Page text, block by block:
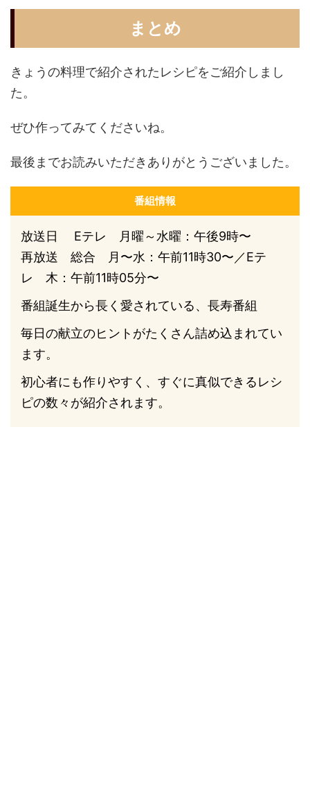
まとめ
きょうの料理で紹介されたレシピをご紹介しまし
た。
ぜひ作ってみてくださいね。
最後までお読みいただきありがとうございました。
番組情報
放送日 Eテレ 月曜～水曜：午後9時〜
再放送 総合 月〜水：午前11時30〜／Eテ
レ 木：午前11時05分〜
番組誕生から長く愛されている、長寿番組
毎日の献立のヒントがたくさん詰め込まれてい
ます。
初心者にも作りやすく、すぐに真似できるレシ
ピの数々が紹介されます。